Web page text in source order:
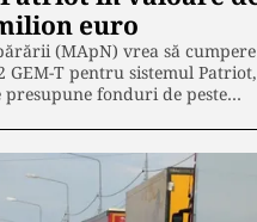
euro
(MApN) vrea să cumpere
GEM-T pentru sistemul Patriot,
presupune fonduri de peste…